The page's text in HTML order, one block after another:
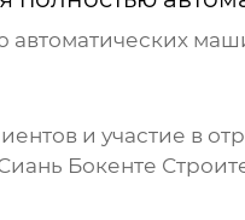
автоматических
и участие в
Бокенте